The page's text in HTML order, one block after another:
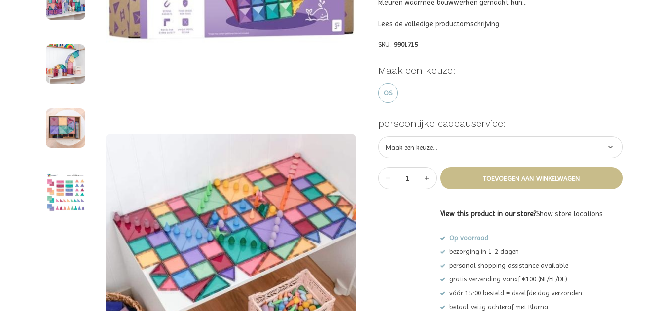
kleuren waarmee bouwwerken gemaakt kun...
Lees de volledige productomschrijving
SKU: 9901715
Maak een keuze:
OS
persoonlijke cadeauservice:
TOEVOEGEN AAN WINKELWAGEN
View this product in our store?Show store locations
Op voorraad
bezorging in 1-2 dagen
personal shopping assistance available
gratis verzending vanaf €100 (NL/BE/DE)
vóór 15:00 besteld = dezelfde dag verzonden
betaal veilig achteraf met Klarna